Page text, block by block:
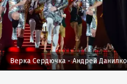
Верка Сердючка - Андрей Данилко